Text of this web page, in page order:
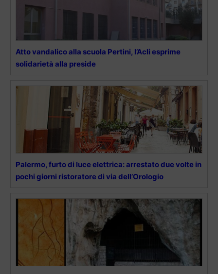
Atto vandalico alla scuola Pertini, l’Acli esprime
solidarietà alla preside
Palermo, furto di luce elettrica: arrestato due volte in
pochi giorni ristoratore di via dell’Orologio